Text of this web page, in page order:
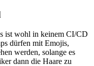
ist wohl in keinem CI/CD
dürfen mit Emojis,
werden, solange es
dann die Haare zu